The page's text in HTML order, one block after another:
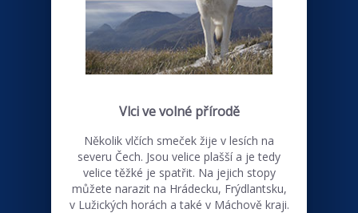
Vlci ve volné přírodě
Několik vlčích smeček žije v lesích na
severu Čech. Jsou velice plašší a je tedy
velice těžké je spatřit. Na jejich stopy
můžete narazit na Hrádecku, Frýdlantsku,
v Lužických horách a také v Máchově kraji.